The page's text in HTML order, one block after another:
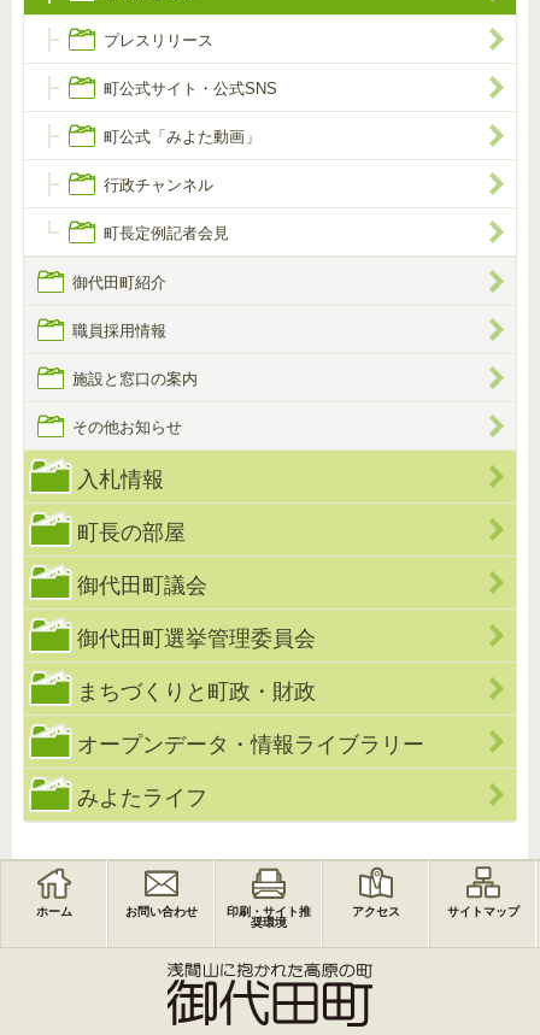
プレスリリース
町公式サイト・公式SNS
町公式「みよた動画」
行政チャンネル
町長定例記者会見
御代田町紹介
職員採用情報
施設と窓口の案内
その他お知らせ
入札情報
町長の部屋
御代田町議会
御代田町選挙管理委員会
まちづくりと町政・財政
オープンデータ・情報ライブラリー
みよたライフ
ホーム お問い合わせ
印刷・サイト推
奨環境
アクセス サイトマップ